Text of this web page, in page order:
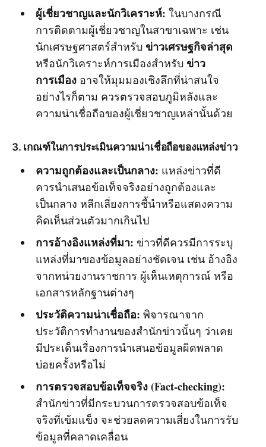
ผู้เชี่ยวชาญและนักวิเคราะห์: ในบางกรณี
การติดตามผู้เชี่ยวชาญในสาขาเฉพาะ เช่น
นักเศรษฐศาสตร์สำหรับ ข่าวเศรษฐกิจล่าสุด
หรือนักวิเคราะห์การเมืองสำหรับ ข่าว
การเมืองอาจให้มุมมองเชิงลึกที่น่าสนใจ
อย่างไรก็ตาม ควรตรวจสอบภูมิหลังและ
ความน่าเชื่อถือของผู้เชี่ยวชาญเหล่านั้นด้วย
3. เกณฑ์ในการประเมินความน่าเชื่อถือของแหล่งข่าว
ความถูกต้องและเป็นกลาง: แหล่งข่าวที่ดี
ควรนำเสนอข้อเท็จจริงอย่างถูกต้องและ
เป็นกลาง หลีกเลี่ยงการชี้นำหรือแสดงความ
คิดเห็นส่วนตัวมากเกินไป
การอ้างอิงแหล่งที่มา: ข่าวที่ดีควรมีการระบุ
แหล่งที่มาของข้อมูลอย่างชัดเจน เช่น อ้างอิง
จากหน่วยงานราชการ ผู้เห็นเหตุการณ์ หรือ
เอกสารหลักฐานต่างๆ
ประวัติความน่าเชื่อถือ: พิจารณาจาก
ประวัติการทำงานของสำนักข่าวนั้นๆ ว่าเคย
มีประเด็นเรื่องการนำเสนอข้อมูลผิดพลาด
บ่อยครั้งหรือไม่
การตรวจสอบข้อเท็จจริง (Fact-checking):
สำนักข่าวที่มีกระบวนการตรวจสอบข้อเท็จ
จริงที่เข้มแข็ง จะช่วยลดความเสี่ยงในการรับ
ข้อมูลที่คลาดเคลื่อน